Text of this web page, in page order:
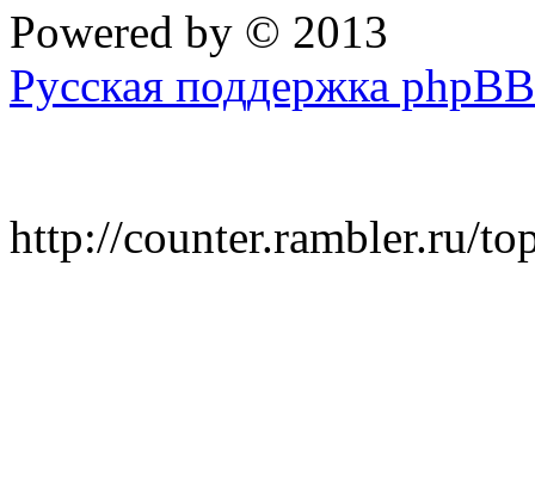
Powered by © 2013
Русская поддержка phpBB
http://counter.rambler.ru/